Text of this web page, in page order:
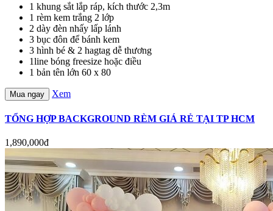
1 khung sắt lắp ráp, kích thước 2,3m
1 rèm kem trắng 2 lớp
2 dày đèn nhấy lấp lánh
3 bục đôn để bánh kem
3 hình bé & 2 hagtag dễ thương
1line bóng freesize hoặc điều
1 bản tên lớn 60 x 80
Mua ngay Xem
TỔNG HỢP BACKGROUND RÈM GIÁ RẺ TẠI TP HCM
1,890,000đ